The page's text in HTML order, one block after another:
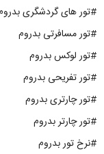
#تور های گردشگری
#تور مسافرتی بدروم
#تور لوکس بدروم
#تور تفریحی بدروم
#تور چارتری بدروم
#تور چارتر بدروم
#نرخ تور بدروم